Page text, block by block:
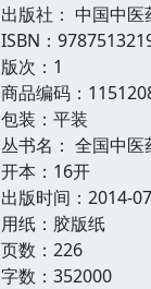
出版社： 中国中医
ISBN：
版次：1
商品编码：
包装：平装
丛书名： 全国中医
开本：16开
出版时间：2014-
用纸：胶版纸
页数：226
字数：352000